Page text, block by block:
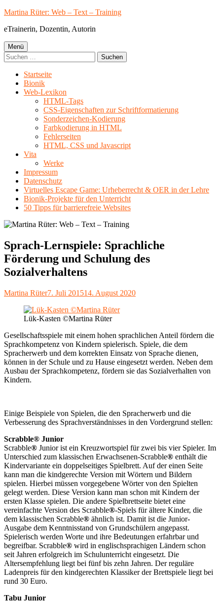
Springe
Inhalt
Martina Rüter: Web – Text – Training
eTrainerin, Dozentin, Autorin
Primäres
Menü
Menü
Suchen
nach:
Startseite
Bionik
Web-Lexikon
HTML-Tags
CSS-Eigenschaften zur Schriftformatierung
Sonderzeichen-Kodierung
Farbkodierung in HTML
Fehlerseiten
HTML, CSS und Javascript
Vita
Werke
Impressum
Datenschutz
Virtuelles Escape Game: Urheberrecht & OER in der Lehre
Bionik-Projekte für den Unterricht
50 Tipps für barrierefreie Websites
Sprach-Lernspiele: Sprachliche
Förderung und Schulung des
Sozialverhaltens
Autor
Martina RüterVeröffentlicht
7. Juli 201514. August 2020
Lük-Kasten ©Martina Rüter
Gesellschaftsspiele mit einem hohen sprachlichen Anteil fördern die
Sprachkompetenz von Kindern spielerisch. Spiele, die dem
Spracherwerb und dem korrekten Einsatz von Sprache dienen,
können in der Schule und zu Hause eingesetzt werden. Neben dem
Ausbau der Sprachkompetenz, fördern sie das Sozialverhalten von
Kindern.
Einige Beispiele von Spielen, die den Spracherwerb und die
Verbesserung des Sprachverständnisses in den Vordergrund stellen:
Scrabble® Junior
Scrabble® Junior ist ein Kreuzwortspiel für zwei bis vier Spieler. Im
Unterschied zum klassischen Erwachsenen-Scrabble® enthält die
Kindervariante ein doppelseitiges Spielbrett. Auf der einen Seite
kann man die kindgerechte Version mit Wörtern und Bildern
spielen. Hierbei müssen vorgegebene Wörter von den Spielten
gelegt werden. Diese Version kann man schon mit Kindern der
ersten Klasse spielen. Die andere Spielbrettseite bietet eine
vereinfachte Version des Scrabble®-Spiels für ältere Kinder, die
dem klassischen Scrabble® ähnlich ist. Damit ist die Junior-
Ausgabe dem Kenntnisstand von Grundschülern angepasst.
Spielerisch werden Worte und ihre Bedeutungen erfahrbar und
begreifbar. Scrabble® wird in englischsprachigen Ländern schon
seit Jahren erfolgreich im Schulunterricht eingesetzt. Die
Altersempfehlung liegt bei fünf bis zehn Jahren. Der reguläre
Ladenpreis für den kindgerechten Klassiker der Brettspiele liegt bei
rund 30 Euro.
Tabu Junior